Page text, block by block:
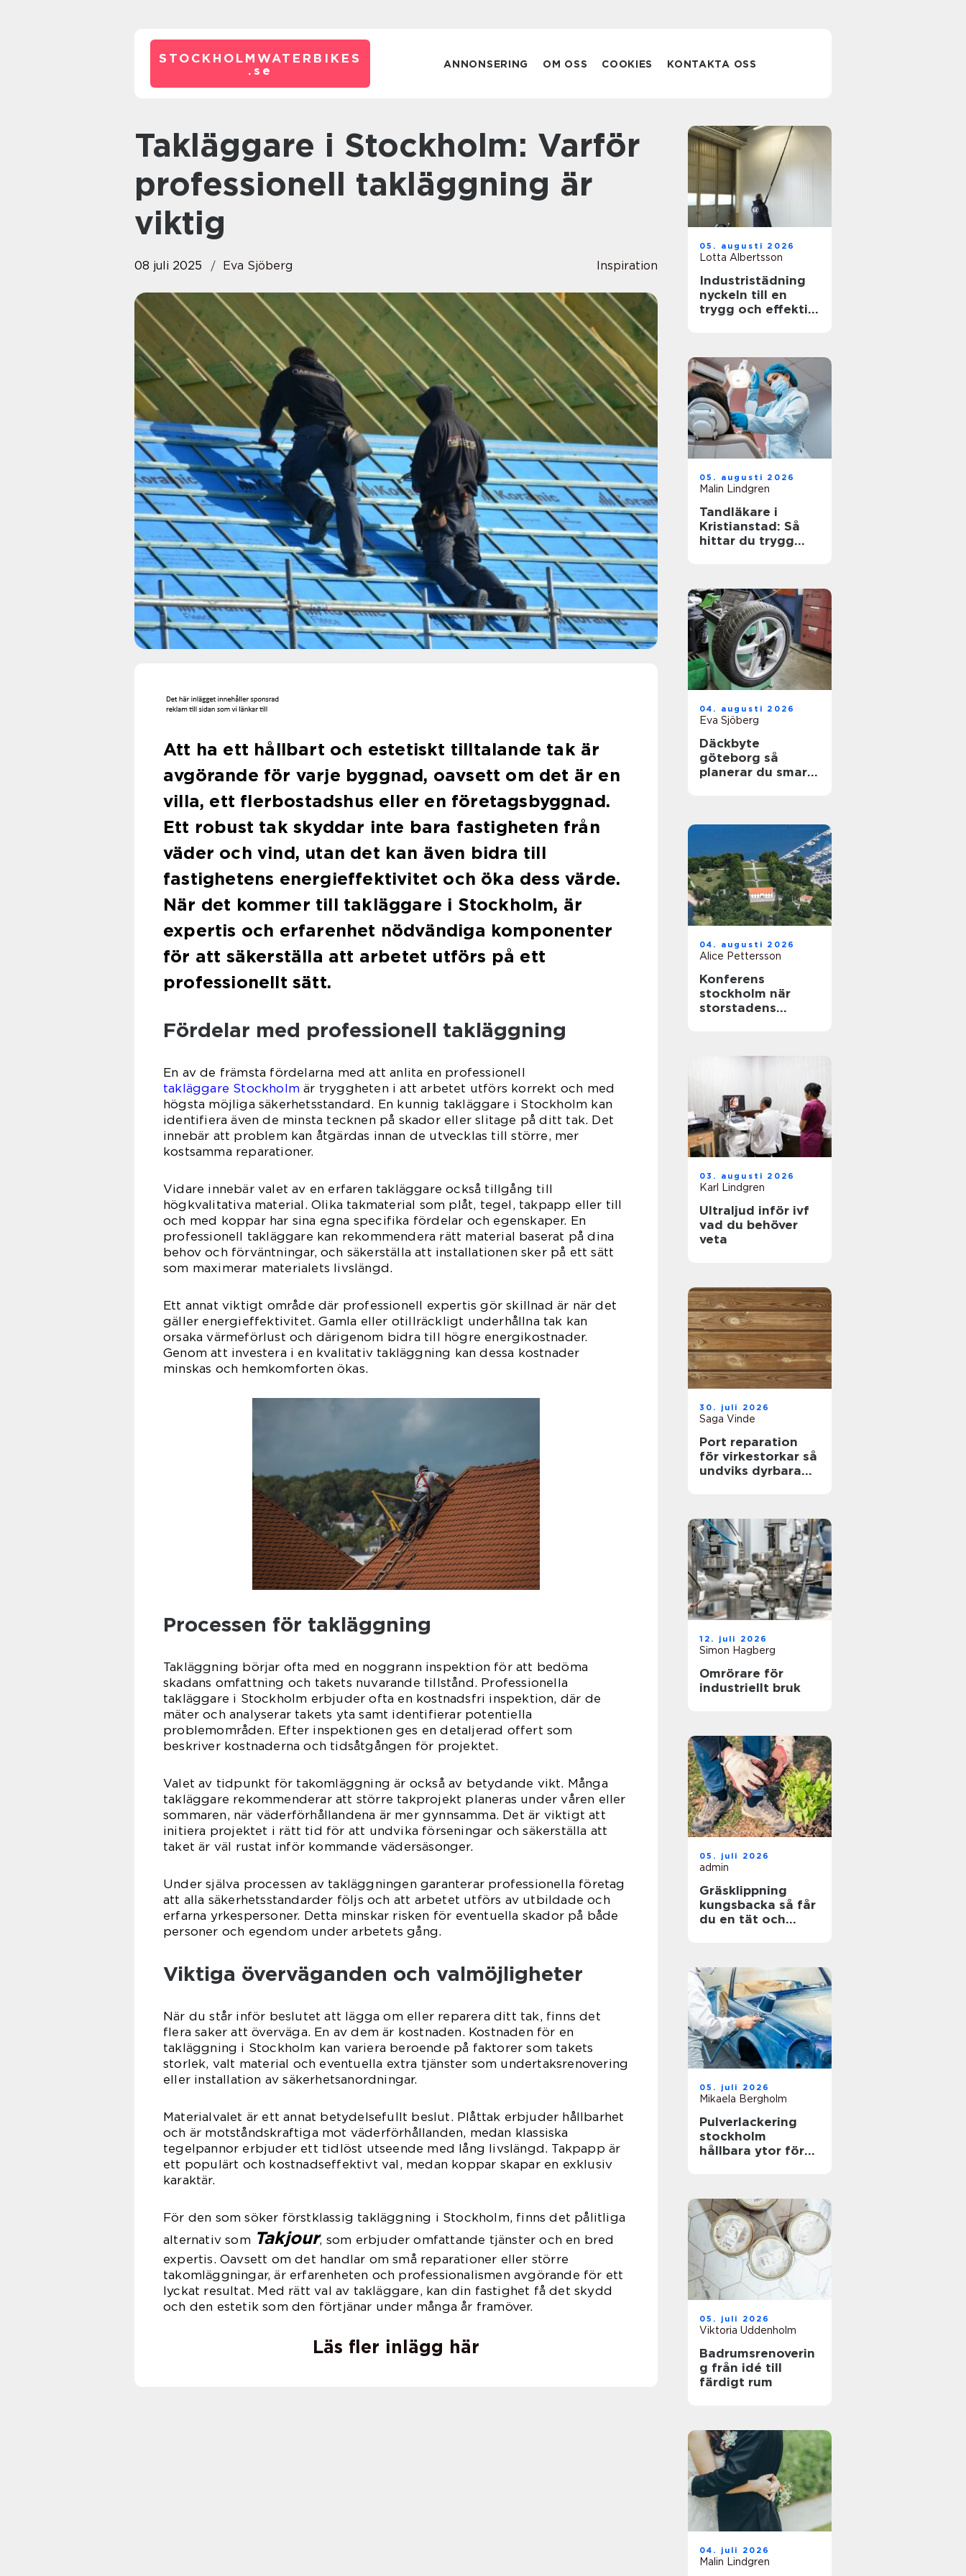
STOCKHOLMWATERBIKES
. se ANNONSERING OM OSS COOKIES KONTAKTA OSS
Takläggare i Stockholm: Varför
professionell takläggning är
viktig
08 juli 2025 Eva Sjöberg Inspiration
Att ha ett hållbart och estetiskt tilltalande tak är
avgörande för varje byggnad, oavsett om det är en
villa, ett flerbostadshus eller en företagsbyggnad.
Ett robust tak skyddar inte bara fastigheten från
väder och vind, utan det kan även bidra till
fastighetens energieffektivitet och öka dess värde.
När det kommer till takläggare i Stockholm, är
expertis och erfarenhet nödvändiga komponenter
för att säkerställa att arbetet utförs på ett
professionellt sätt.
Fördelar med professionell takläggning
En av de främsta fördelarna med att anlita en professionell
takläggare Stockholm är tryggheten i att arbetet utförs korrekt och med
högsta möjliga säkerhetsstandard. En kunnig takläggare i Stockholm kan
identifiera även de minsta tecknen på skador eller slitage på ditt tak. Det
innebär att problem kan åtgärdas innan de utvecklas till större, mer
kostsamma reparationer.
Vidare innebär valet av en erfaren takläggare också tillgång till
högkvalitativa material. Olika takmaterial som plåt, tegel, takpapp eller till
och med koppar har sina egna specifika fördelar och egenskaper. En
professionell takläggare kan rekommendera rätt material baserat på dina
behov och förväntningar, och säkerställa att installationen sker på ett sätt
som maximerar materialets livslängd.
Ett annat viktigt område där professionell expertis gör skillnad är när det
gäller energieffektivitet. Gamla eller otillräckligt underhållna tak kan
orsaka värmeförlust och därigenom bidra till högre energikostnader.
Genom att investera i en kvalitativ takläggning kan dessa kostnader
minskas och hemkomforten ökas.
Processen för takläggning
Takläggning börjar ofta med en noggrann inspektion för att bedöma
skadans omfattning och takets nuvarande tillstånd. Professionella
takläggare i Stockholm erbjuder ofta en kostnadsfri inspektion, där de
mäter och analyserar takets yta samt identifierar potentiella
problemområden. Efter inspektionen ges en detaljerad offert som
beskriver kostnaderna och tidsåtgången för projektet.
Valet av tidpunkt för takomläggning är också av betydande vikt. Många
takläggare rekommenderar att större takprojekt planeras under våren eller
sommaren, när väderförhållandena är mer gynnsamma. Det är viktigt att
initiera projektet i rätt tid för att undvika förseningar och säkerställa att
taket är väl rustat inför kommande vädersäsonger.
Under själva processen av takläggningen garanterar professionella företag
att alla säkerhetsstandarder följs och att arbetet utförs av utbildade och
erfarna yrkespersoner. Detta minskar risken för eventuella skador på både
personer och egendom under arbetets gång.
Viktiga överväganden och valmöjligheter
När du står inför beslutet att lägga om eller reparera ditt tak, finns det
flera saker att överväga. En av dem är kostnaden. Kostnaden för en
takläggning i Stockholm kan variera beroende på faktorer som takets
storlek, valt material och eventuella extra tjänster som undertaksrenovering
eller installation av säkerhetsanordningar.
Materialvalet är ett annat betydelsefullt beslut. Plåttak erbjuder hållbarhet
och är motståndskraftiga mot väderförhållanden, medan klassiska
tegelpannor erbjuder ett tidlöst utseende med lång livslängd. Takpapp är
ett populärt och kostnadseffektivt val, medan koppar skapar en exklusiv
karaktär.
För den som söker förstklassig takläggning i Stockholm, finns det pålitliga
alternativ som Takjour, som erbjuder omfattande tjänster och en bred
expertis. Oavsett om det handlar om små reparationer eller större
takomläggningar, är erfarenheten och professionalismen avgörande för ett
lyckat resultat. Med rätt val av takläggare, kan din fastighet få det skydd
och den estetik som den förtjänar under många år framöver.
Läs fler inlägg här
05. augusti 2026
Lotta Albertsson
Industristädning
nyckeln till en
trygg och effektiv
05. augusti 2026
Malin Lindgren
Tandläkare i
Kristianstad: Så
hittar du trygg
04. augusti 2026
Eva Sjöberg
Däckbyte
göteborg så
planerar du smart
04. augusti 2026
Alice Pettersson
Konferens
stockholm när
storstadens
03. augusti 2026
Karl Lindgren
Ultraljud inför ivf
vad du behöver
veta
30. juli 2026
Saga Vinde
Port reparation
för virkestorkar så
undviks dyrbara
12. juli 2026
Simon Hagberg
Omrörare för
industriellt bruk
05. juli 2026
admin
Gräsklippning
kungsbacka så får
du en tät och
05. juli 2026
Mikaela Bergholm
Pulverlackering
stockholm
hållbara ytor för
05. juli 2026
Viktoria Uddenholm
Badrumsrenoverin
g från idé till
färdigt rum
04. juli 2026
Malin Lindgren